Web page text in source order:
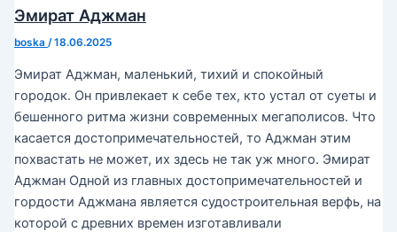
Эмират Аджман
boska /18.06.2025
Эмират Аджман, маленький, тихий и спокойный
городок. Он привлекает к себе тех, кто устал от суеты и
бешенного ритма жизни современных мегаполисов. Что
касается достопримечательностей, то Аджман этим
похвастать не может, их здесь не так уж много. Эмират
Аджман Одной из главных достопримечательностей и
гордости Аджмана является судостроительная верфь, на
которой с древних времен изготавливали